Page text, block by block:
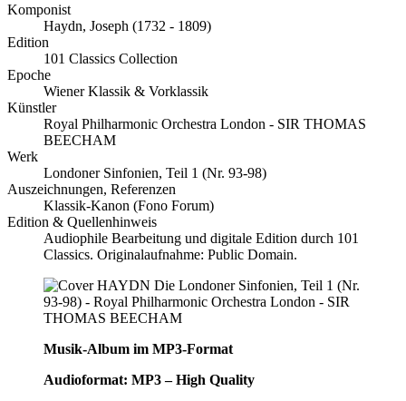
Komponist
Haydn, Joseph (1732 - 1809)
Edition
101 Classics Collection
Epoche
Wiener Klassik & Vorklassik
Künstler
Royal Philharmonic Orchestra London - SIR THOMAS
BEECHAM
Werk
Londoner Sinfonien, Teil 1 (Nr. 93-98)
Auszeichnungen, Referenzen
Klassik-Kanon (Fono Forum)
Edition & Quellenhinweis
Audiophile Bearbeitung und digitale Edition durch 101
Classics. Originalaufnahme: Public Domain.
Musik-Album im MP3-Format
Audioformat: MP3 – High Quality